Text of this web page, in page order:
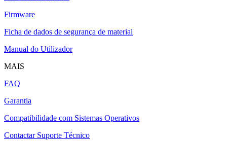
Firmware
Ficha de dados de segurança de material
Manual do Utilizador
MAIS
FAQ
Garantia
Compatibilidade com Sistemas Operativos
Contactar Suporte Técnico